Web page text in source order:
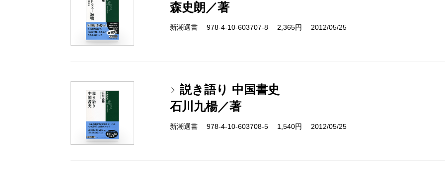
森史朗／著
新潮選書 978-4-10-603707-8 2,365円 2012/05/25
説き語り 中国書史
石川九楊／著
新潮選書 978-4-10-603708-5 1,540円 2012/05/25